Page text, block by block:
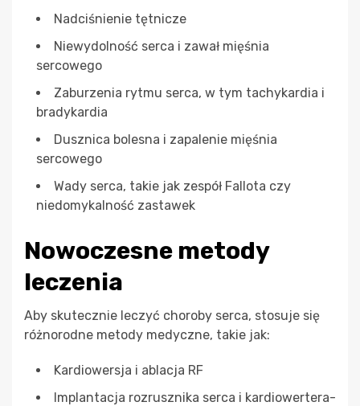
Nadciśnienie tętnicze
Niewydolność serca i zawał mięśnia
sercowego
Zaburzenia rytmu serca, w tym tachykardia i
bradykardia
Dusznica bolesna i zapalenie mięśnia
sercowego
Wady serca, takie jak zespół Fallota czy
niedomykalność zastawek
Nowoczesne metody
leczenia
Aby skutecznie leczyć choroby serca, stosuje się
różnorodne metody medyczne, takie jak:
Kardiowersja i ablacja RF
Implantacja rozrusznika serca i kardiowertera-